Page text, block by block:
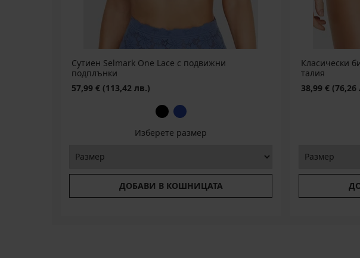
Сутиен Selmark One Lace с подвижни
подплънки
57,99 € (113,42 лв.)
Изберете размер
ДОБАВИ В КОШНИЦАТА
Класически
талия
38,99 € (76,26